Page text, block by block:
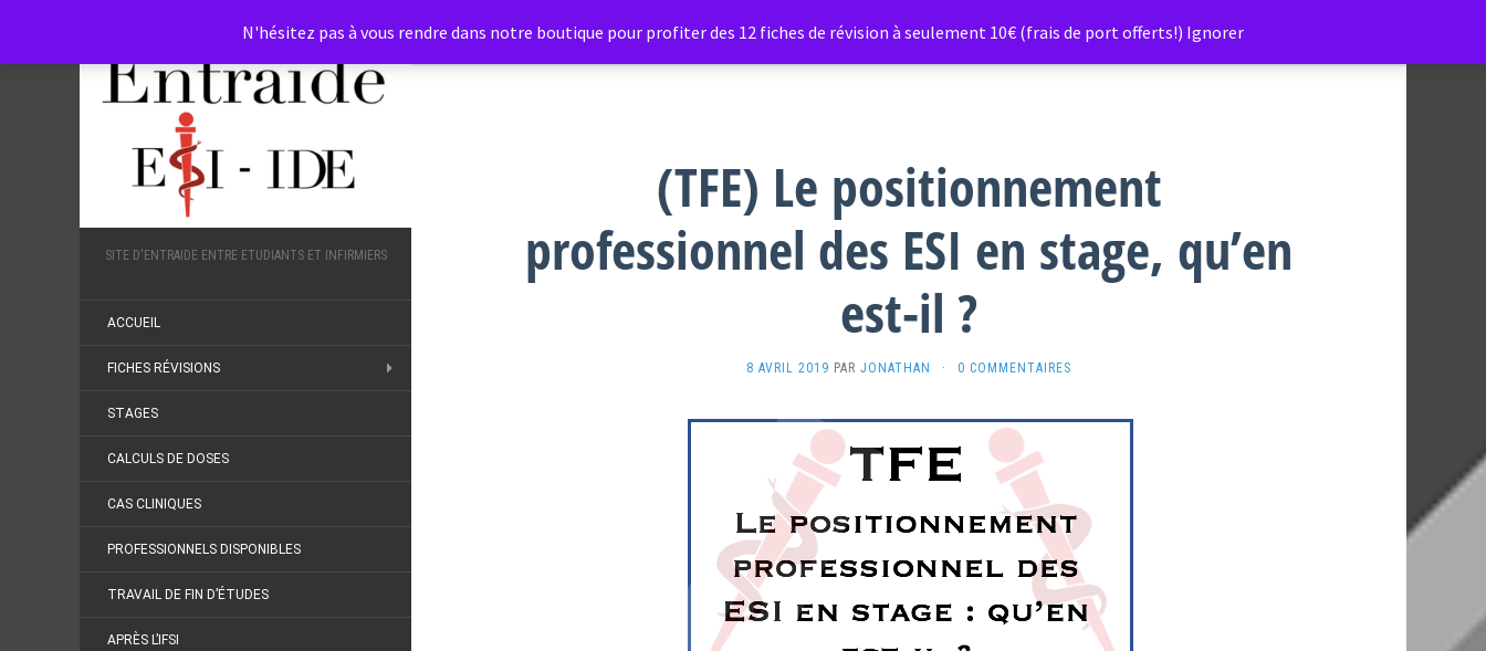
SITE D'ENTRAIDE ENTRE ETUDIANTS ET INFIRMIERS
ACCUEIL
FICHES RÉVISIONS
STAGES
CALCULS DE DOSES
CAS CLINIQUES
PROFESSIONNELS DISPONIBLES
TRAVAIL DE FIN D’ÉTUDES
APRÈS L’IFSI
Étiquette :pratique réflexive
(TFE) Le positionnement
professionnel des ESI en stage, qu’en
est-il ?
8 AVRIL 2019 PAR JONATHAN · 0 COMMENTAIRES
N'hésitez pas à vous rendre dans notre boutique pour profiter des 12 fiches de révision à seulement 10€ (frais de port offerts!) Ignorer